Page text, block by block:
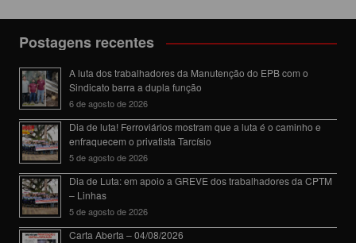
Postagens recentes
A luta dos trabalhadores da Manutenção do EPB com o
Sindicato barra a dupla função
6 de agosto de 2026
Dia de luta! Ferroviários mostram que a luta é o caminho e
enfraquecem o privatista Tarcísio
5 de agosto de 2026
Dia de Luta: em apoio a GREVE dos trabalhadores da CPTM
– Linhas
5 de agosto de 2026
Carta Aberta – 04/08/2026